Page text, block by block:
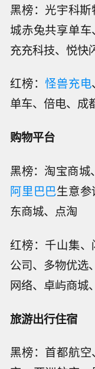
黑榜：光宇科
城赤兔共享单
充充科技、悦快
红榜：怪兽充电
单车、倍电、成
购物平台
黑榜：淘宝商城
阿里巴巴生意
东商城、点淘
红榜：千山集
公司、多物优选
网络、卓屿商城
旅游出行住宿
黑榜：首都航